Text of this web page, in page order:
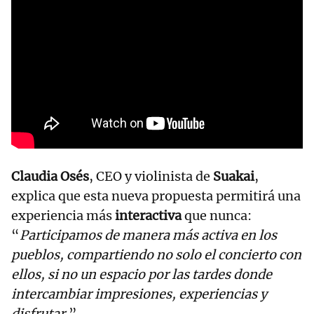
Claudia Osés, CEO y violinista de Suakai,
explica que esta nueva propuesta permitirá una
experiencia másinteractivaque nunca:
“Participamos de manera más activa en los
pueblos, compartiendo no solo el concierto con
ellos, si no un espacio por las tardes donde
intercambiar impresiones, experiencias y